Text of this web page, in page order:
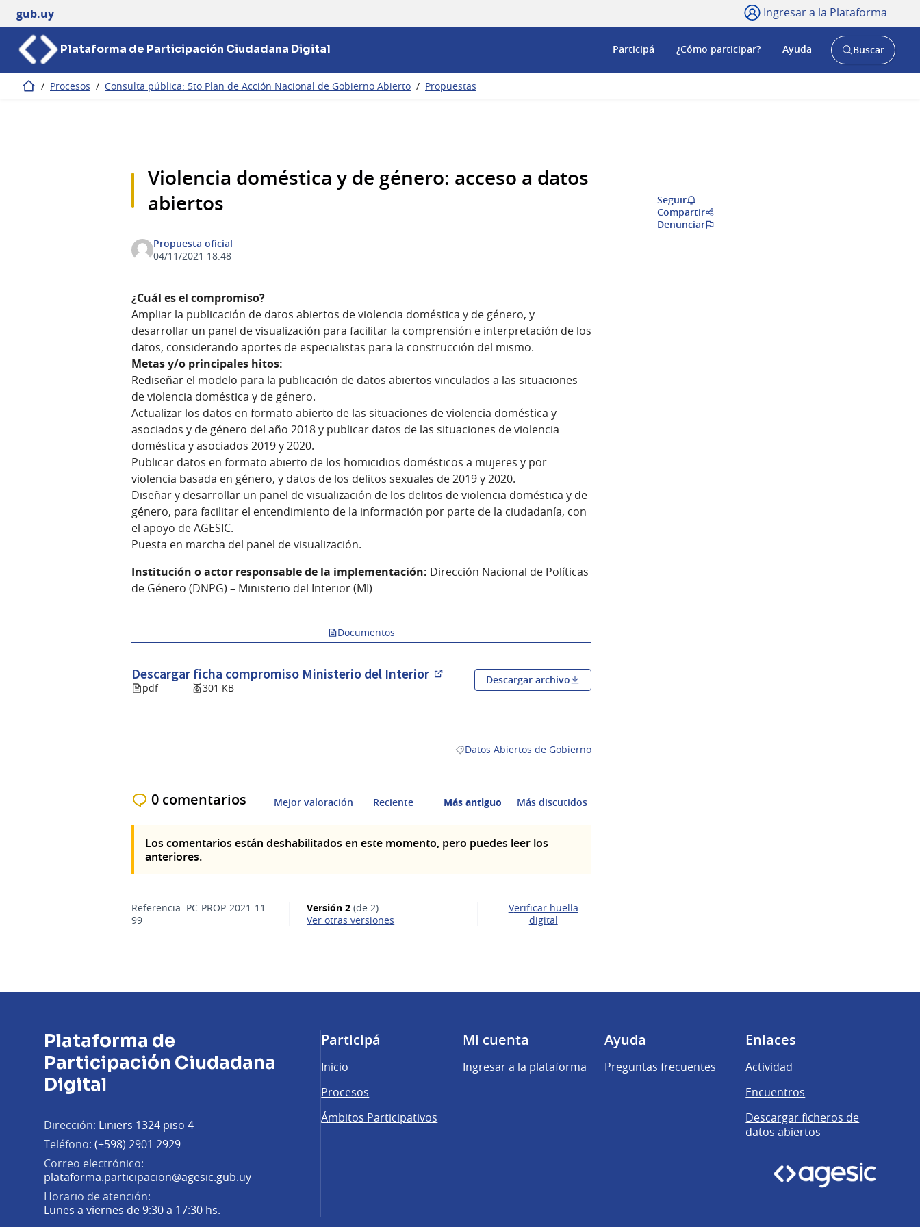
gub.uy Ingresar a la Plataforma
Plataforma de Participación Ciudadana Digital Participá ¿Cómo participar? Ayuda
AbrirBuscar
Inicio / Procesos / Consulta pública: 5to Plan de Acción Nacional de Gobierno Abierto / Propuestas
Violencia doméstica y de género: acceso a datos
abiertos
Propuesta oficial
04/11/2021 18:48
¿Cuál es el compromiso?
Ampliar la publicación de datos abiertos de violencia doméstica y de género, y
desarrollar un panel de visualización para facilitar la comprensión e interpretación de los
datos, considerando aportes de especialistas para la construcción del mismo.
Metas y/o principales hitos:
Rediseñar el modelo para la publicación de datos abiertos vinculados a las situaciones
de violencia doméstica y de género.
Actualizar los datos en formato abierto de las situaciones de violencia doméstica y
asociados y de género del año 2018 y publicar datos de las situaciones de violencia
doméstica y asociados 2019 y 2020.
Publicar datos en formato abierto de los homicidios domésticos a mujeres y por
violencia basada en género, y datos de los delitos sexuales de 2019 y 2020.
Diseñar y desarrollar un panel de visualización de los delitos de violencia doméstica y de
género, para facilitar el entendimiento de la información por parte de la ciudadanía, con
el apoyo de AGESIC.
Puesta en marcha del panel de visualización.
Institución o actor responsable de la implementación: Dirección Nacional de Políticas
de Género (DNPG) – Ministerio del Interior (MI)
Documentos
Descargar ficha compromiso Ministerio del Interior
(Abrir en una pestaña nueva)
pdf 301 KB
Descargar archivo
Resultados al filtrar por la categoría: Datos Abiertos de Gobierno
Datos Abiertos de Gobierno
Seguir
Compartir
Denunciar
0 comentarios Mejor valoración Reciente Más antiguo Más discutidos
Los comentarios están deshabilitados en este momento, pero puedes leer los
anteriores.
Referencia: PC-PROP-2021-11-
99
Versión 2 (de 2)
ver otras versiones
Verificar huella
digital
Plataforma de
Participación Ciudadana
Digital
Dirección: Liniers 1324 piso 4
Teléfono: (+598) 2901 2929
Correo electrónico:
plataforma.participacion@agesic.gub.uy(Abrir en una pestaña nueva)
Horario de atención:
Lunes a viernes de 9:30 a 17:30 hs.
Participá
Inicio
Procesos
Ámbitos Participativos
Mi cuenta
Ingresar a la plataforma
Ayuda
Preguntas frecuentes
Enlaces
Actividad
Encuentros
Descargar ficheros de
datos abiertos